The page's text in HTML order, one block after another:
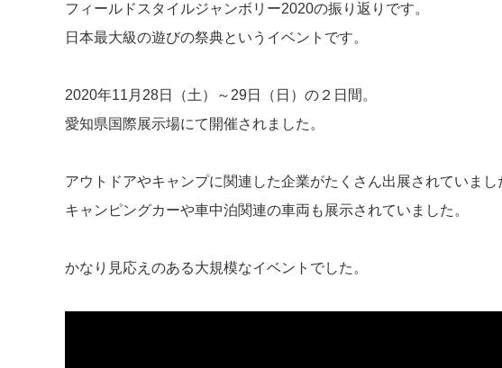
フィールドスタイルジャンボリー2020の振り返りです。
日本最大級の遊びの祭典というイベントです。
2020年11月28日（土）～29日（日）の２日間。
愛知県国際展示場にて開催されました。
アウトドアやキャンプに関連した企業がたくさん出展されていまし
キャンピングカーや車中泊関連の車両も展示されていました。
かなり見応えのある大規模なイベントでした。